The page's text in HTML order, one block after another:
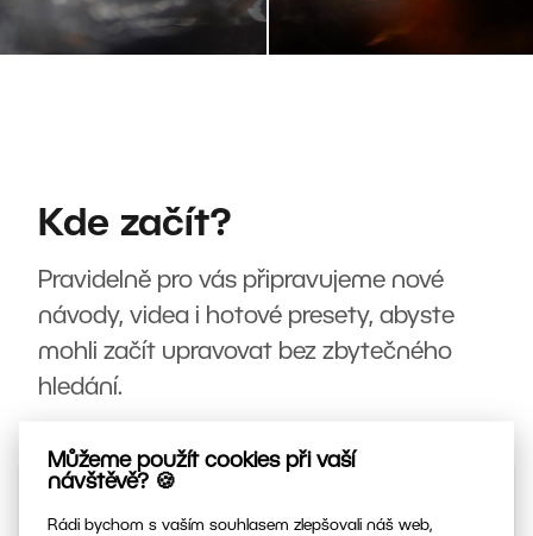
Můžeme použít cookies při vaší
návštěvě? 🍪
Rádi bychom s vaším souhlasem zlepšovali náš web,
Kde začít?
Pravidelně pro vás připravujeme nové
návody, videa i hotové presety, abyste
mohli začít upravovat bez zbytečného
hledání.